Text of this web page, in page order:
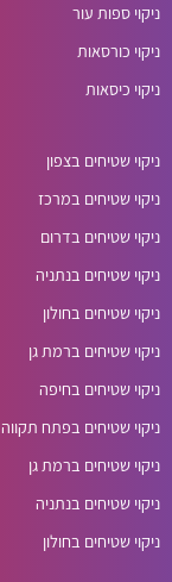
ניקוי ספות עור
ניקוי כורסאות
ניקוי כיסאות
ניקוי שטיחים בצפון
ניקוי שטיחים במרכז
ניקוי שטיחים בדרום
ניקוי שטיחים בנתניה
ניקוי שטיחים בחולון
ניקוי שטיחים ברמת גן
ניקוי שטיחים בחיפה
ניקוי שטיחים בפתח תקווה
ניקוי שטיחים ברמת גן
ניקוי שטיחים בנתניה
ניקוי שטיחים בחולון